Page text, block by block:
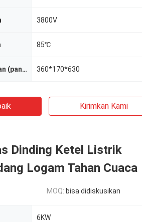
3800V
85℃
Dimensi keseluruhan (panjang * lebar * tinggi) 360*170*630
Kirimkan Kami
Dinding Ketel Listrik
Logam Tahan Cuaca
MOQ: bisa didiskusikan
6KW